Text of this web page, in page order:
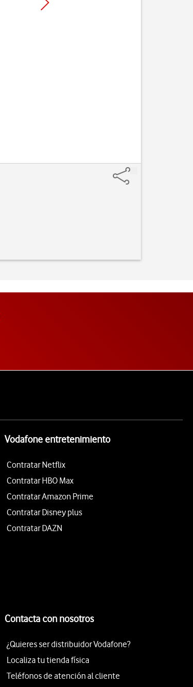
Vodafone entretenimiento
Contratar Netflix
Contratar HBO Max
Contratar Amazon Prime
Contratar Disney plus
Contratar DAZN
Contacta con nosotros
¿Quieres ser distribuidor Vodafone?
Localiza tu tienda física
Teléfonos de atención al cliente